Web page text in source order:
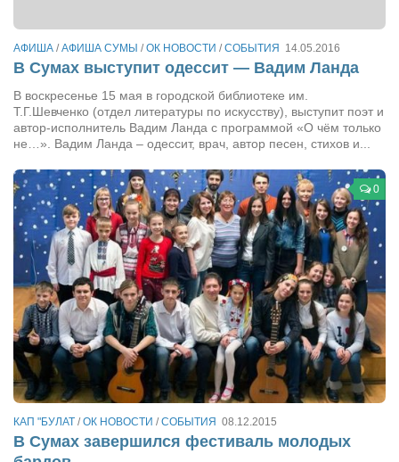
АФИША /АФИША СУМЫ /ОК НОВОСТИ /СОБЫТИЯ 14.05.2016
В Сумах выступит одессит — Вадим Ланда
В воскресенье 15 мая в городской библиотеке им.
Т.Г.Шевченко (отдел литературы по искусству), выступит поэт и
автор-исполнитель Вадим Ланда с программой «О чём только
не…». Вадим Ланда – одессит, врач, автор песен, стихов и...
0
КАП "БУЛАТ /ОК НОВОСТИ /СОБЫТИЯ 08.12.2015
В Сумах завершился фестиваль молодых